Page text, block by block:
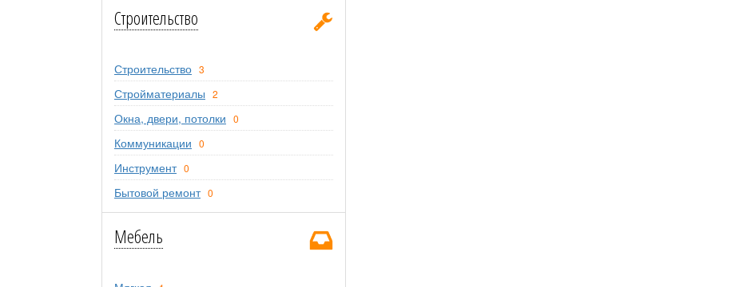
Строительство
Строительство 3
Стройматериалы 2
Окна, двери, потолки 0
Коммуникации 0
Инструмент 0
Бытовой ремонт 0
Мебель